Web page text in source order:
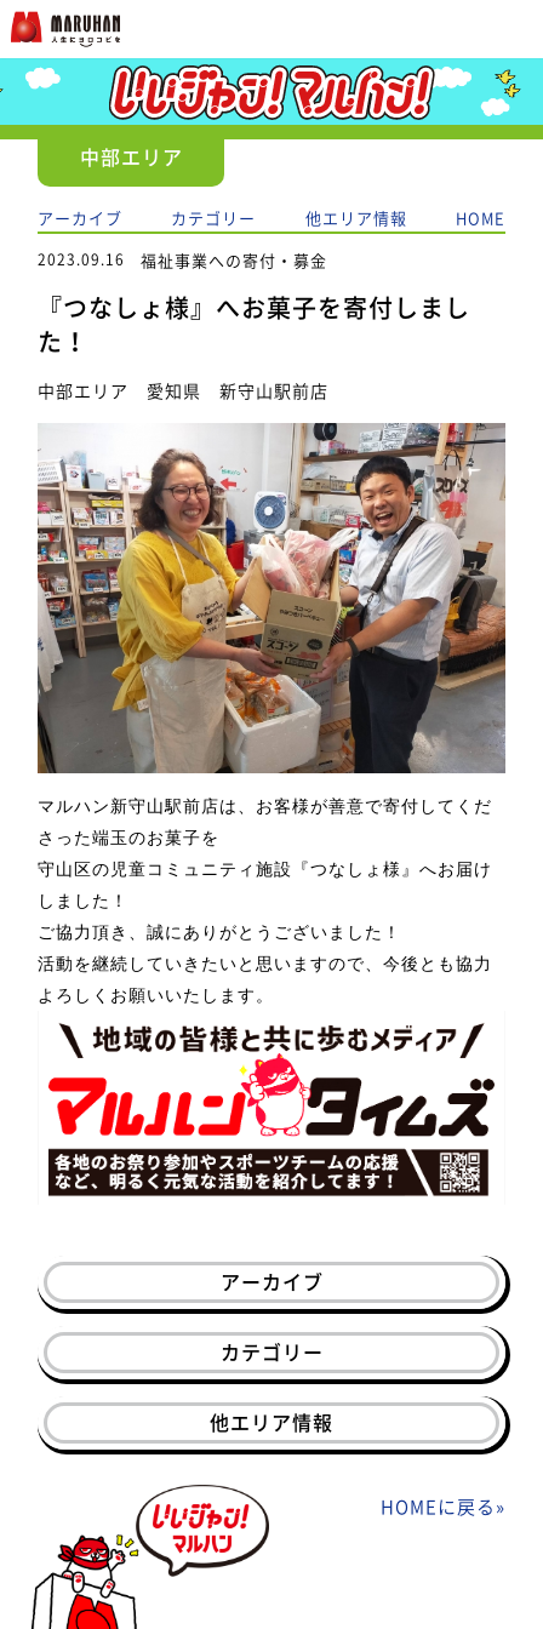
中部エリア
アーカイブ カテゴリー 他エリア情報 HOME
2023.09.16 福祉事業への寄付・募金
『つなしょ様』へお菓子を寄付しまし
た！
中部エリア 愛知県 新守山駅前店
マルハン新守山駅前店は、お客様が善意で寄付してくだ
さった端玉のお菓子を
守山区の児童コミュニティ施設『つなしょ様』へお届け
しました！
ご協力頂き、誠にありがとうございました！
活動を継続していきたいと思いますので、今後とも協力
よろしくお願いいたします。
アーカイブ
カテゴリー
他エリア情報
HOMEに戻る»